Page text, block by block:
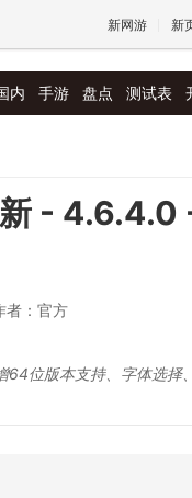
新网游 新
内 手游 盘点 测试表
新 -
者：官方
64位版本支持、字体选择